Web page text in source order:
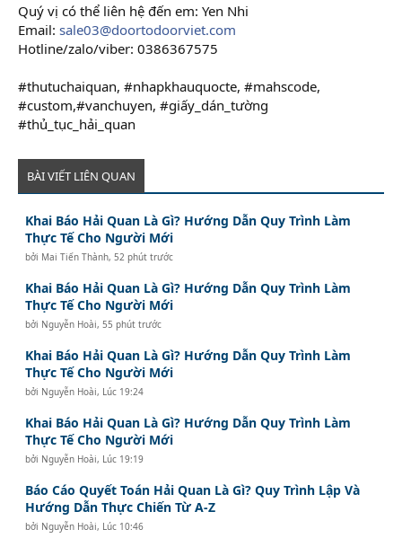
Quý vị có thể liên hệ đến em: Yen Nhi
Email: sale03@doortodoorviet.com
Hotline/zalo/viber: 0386367575
#thutuchaiquan, #nhapkhauquocte, #mahscode,
#custom,#vanchuyen, #giấy_dán_tường
#thủ_tục_hải_quan
BÀI VIẾT LIÊN QUAN
Khai Báo Hải Quan Là Gì? Hướng Dẫn Quy Trình Làm
Thực Tế Cho Người Mới
bởi Mai Tiến Thành, 52 phút trước
Khai Báo Hải Quan Là Gì? Hướng Dẫn Quy Trình Làm
Thực Tế Cho Người Mới
bởi Nguyễn Hoài, 55 phút trước
Khai Báo Hải Quan Là Gì? Hướng Dẫn Quy Trình Làm
Thực Tế Cho Người Mới
bởi Nguyễn Hoài, Lúc 19:24
Khai Báo Hải Quan Là Gì? Hướng Dẫn Quy Trình Làm
Thực Tế Cho Người Mới
bởi Nguyễn Hoài, Lúc 19:19
Báo Cáo Quyết Toán Hải Quan Là Gì? Quy Trình Lập Và
Hướng Dẫn Thực Chiến Từ A-Z
bởi Nguyễn Hoài, Lúc 10:46